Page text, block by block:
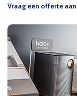
Vraag een offerte aan